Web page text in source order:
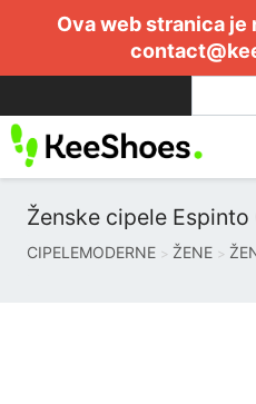
Ova web stranica je
Ženske cipele Espinto
CIPELEMODERNE ŽENE